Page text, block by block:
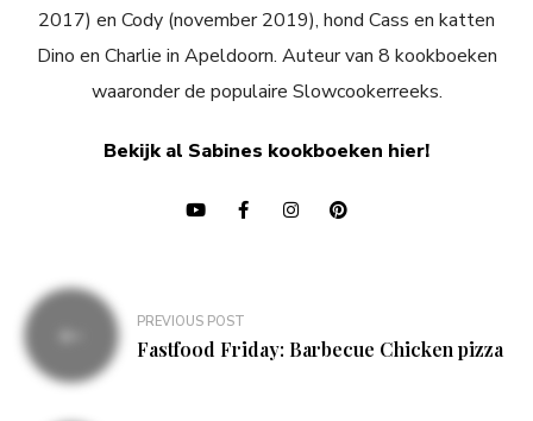
2017) en Cody (november 2019), hond Cass en katten
Dino en Charlie in Apeldoorn. Auteur van 8 kookboeken
waaronder de populaire Slowcookerreeks.
Bekijk al Sabines kookboeken hier!
Bericht
navigatie
PREVIOUS POST
Fastfood Friday: Barbecue Chicken pizza